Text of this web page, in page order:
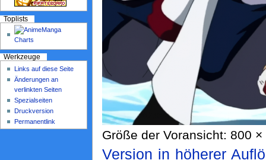
Größe der Voransicht: 800
Version in höherer
Toplists
Werkzeuge
Links auf diese Seite
Änderungen an
verlinkten Seiten
Spezialseiten
Druckversion
Permanentlink